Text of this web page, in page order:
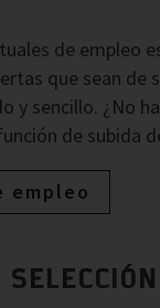
de empleo
que sean de
y sencillo. ¿No
de subida
empleo
SELECCIÓN